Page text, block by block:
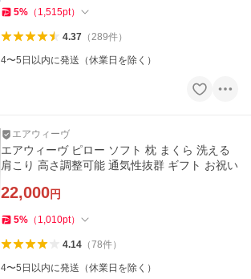
5% （ 1,515pt）
4.37（ 289件）
4〜5日以内に発送（休業日を除く）
エアウィーヴ
エアウィーヴ ピロー ソフト 枕 まくら 洗える
肩こり 高さ調整可能 通気性抜群 ギフト お祝い
22,000円
5% （ 1,010pt）
4.14（78件）
4〜5日以内に発送（休業日を除く）